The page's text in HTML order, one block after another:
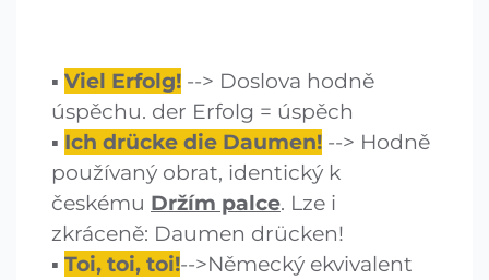
Viel Erfolg! --> Doslova hodně
úspěchu. der Erfolg = úspěch
Ich drücke die Daumen! --> Hodně
používaný obrat, identický k
českému Držím palce. Lze i
zkráceně: Daumen drücken!
Toi, toi, toi!-->Německý ekvivalent